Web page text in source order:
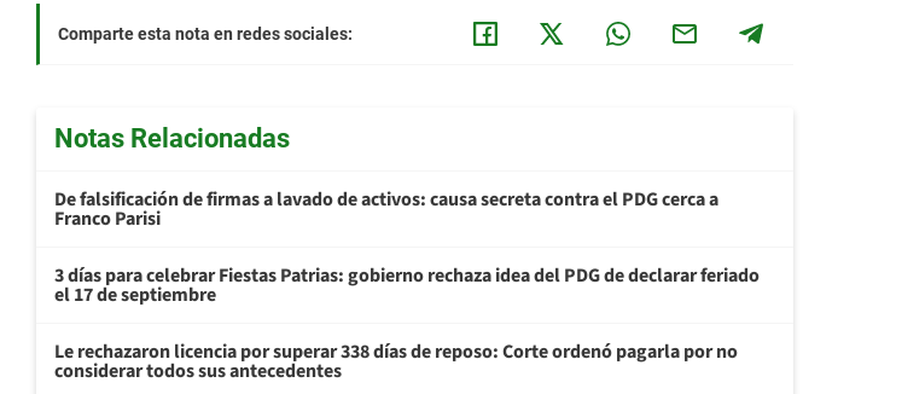
Comparte esta nota en redes sociales:
Notas Relacionadas
De falsificación de firmas a lavado de activos: causa secreta contra el PDG cerca a
Franco Parisi
3 días para celebrar Fiestas Patrias: gobierno rechaza idea del PDG de declarar feriado
el 17 de septiembre
Le rechazaron licencia por superar 338 días de reposo: Corte ordenó pagarla por no
considerar todos sus antecedentes